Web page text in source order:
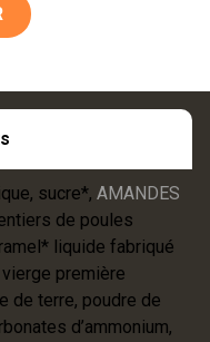
sucre*, AMANDES
de poules
liquide fabriqué
première
de terre, poudre de
d’ammonium,